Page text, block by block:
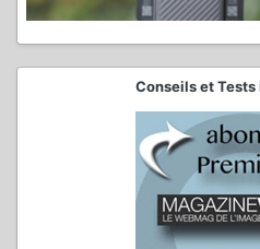
Conseils et